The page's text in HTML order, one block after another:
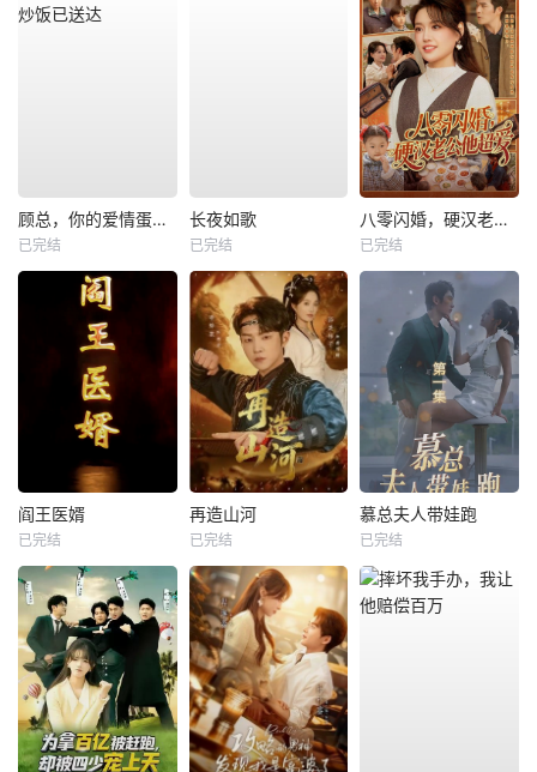
顾总，你的爱情蛋炒饭已送达
已完结
长夜如歌
已完结
八零闪婚，硬汉老公他超爱
已完结
阎王医婿
已完结
再造山河
已完结
慕总夫人带娃跑
已完结